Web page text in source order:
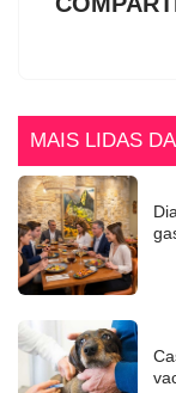
MAIS LIDAS